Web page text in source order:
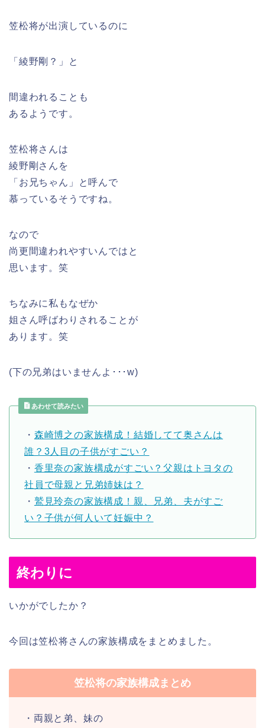
笠松将が出演しているのに
「綾野剛？」と
間違われることも
あるようです。
笠松将さんは
綾野剛さんを
「お兄ちゃん」と呼んで
慕っているそうですね。
なので
尚更間違われやすいんではと
思います。笑
ちなみに私もなぜか
姐さん呼ばわりされることが
あります。笑
(下の兄弟はいませんよ･･･w)
あわせて読みたい
・ 森崎博之の家族構成！結婚してて奥さんは
誰？3人目の子供がすごい？
・ 香里奈の家族構成がすごい？父親はトヨタの
社員で母親と兄弟姉妹は？
・ 鷲見玲奈の家族構成！親、兄弟、夫がすご
い？子供が何人いて妊娠中？
終わりに
いかがでしたか？
今回は笠松将さんの家族構成をまとめました。
笠松将の家族構成まとめ
・両親と弟、妹の